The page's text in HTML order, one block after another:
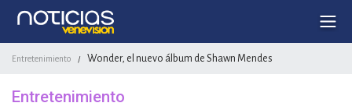
Entretenimiento / Wonder, el nuevo álbum de Shawn Mendes
Entretenimiento